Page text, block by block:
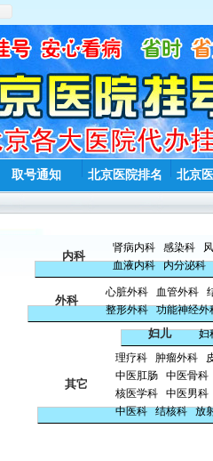
取号通知 北京医院排名 北京
内科
肾病内科 感染科
血液内科
内分泌科
外科
心脏外科 血管外科
整形外科
功能神经外
妇儿 妇
其它
理疗科 肿瘤外科
中医肛肠
中医骨科
核医学科
中医男科
中医科
结核科 放